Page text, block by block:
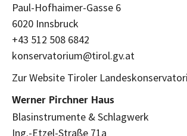
Paul-Hofhaimer-Gasse 6
6020 Innsbruck
+43 512 508 6842
konservatorium@tirol.gv.at
Zur Website Tiroler
Werner Pirchner Haus
Blasinstrumente & Schlagwerk
Ing.-Etzel-Straße 71a